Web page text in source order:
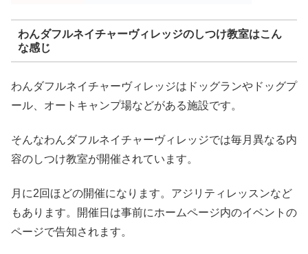
わんダフルネイチャーヴィレッジのしつけ教室はこん
な感じ
わんダフルネイチャーヴィレッジはドッグランやドッグプ
ール、オートキャンプ場などがある施設です。
そんなわんダフルネイチャーヴィレッジでは毎月異なる内
容のしつけ教室が開催されています。
月に2回ほどの開催になります。アジリティレッスンなど
もあります。開催日は事前にホームページ内のイベントの
ページで告知されます。